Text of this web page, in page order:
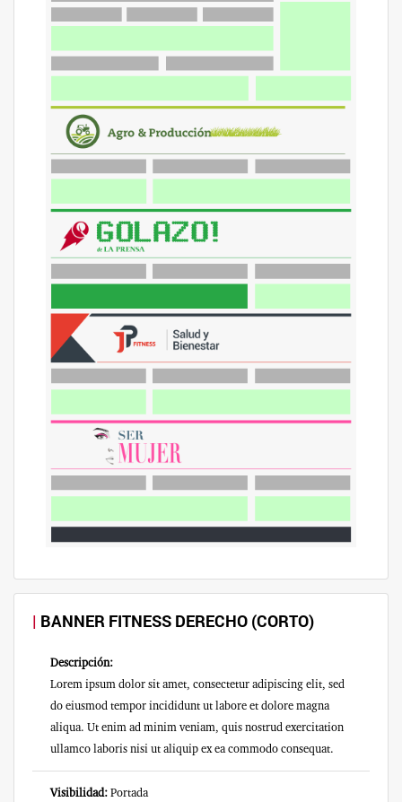
BANNER FITNESS DERECHO (CORTO)
Descripción:
Lorem ipsum dolor sit amet, consectetur adipiscing elit, sed
do eiusmod tempor incididunt ut labore et dolore magna
aliqua. Ut enim ad minim veniam, quis nostrud exercitation
ullamco laboris nisi ut aliquip ex ea commodo consequat.
Visibilidad: Portada